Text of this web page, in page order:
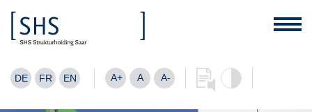
DE FR EN A+ A A-